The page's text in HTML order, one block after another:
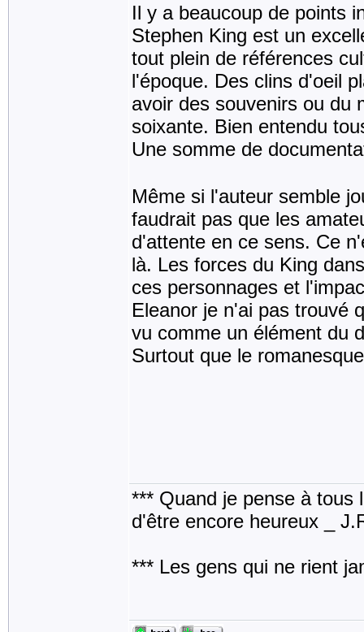
Il y a beaucoup de points
Stephen King est un
tout plein de références
l'époque. Des clins d'oeil
avoir des souvenirs ou du
soixante. Bien entendu
Une somme de
Même si l'auteur semble
faudrait pas que les
d'attente en ce sens. Ce
là. Les forces du King
ces personnages et
Eleanor je n'ai pas trouvé
vu comme un élément du
Surtout que le
*** Quand je pense à tous
d'être encore heureux _
*** Les gens qui ne rient